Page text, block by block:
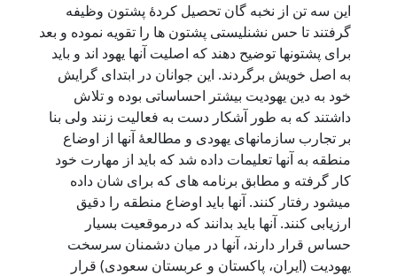
این سه تن از نخبه گان تحصیل کردۀ پشتون وظیفه
گرفتند تا حس نشنلیستی پشتون ها را تقویه نموده و بعد
برای پشتونها توضیح دهند که اصلیت آنها یهود اند و باید
به اصل خویش برگردند. این جوانان در ابتدای گرایش
خود به دین یهودیت بیشتر احساساتی بوده و تلاش
داشتند که به طور آشکار دست به فعالیت زنند ولی بنا
بر تجارب سازمانهای یهودی و مطالعۀ آنها از اوضاع
منطقه به آنها تعلیمات داده شد که باید از مهارت خود
کار گرفته و مطابق برنامه های که برای شان داده
میشود رفتار کنند. آنها باید اوضاع منطقه را دقیق
ارزیابی کنند. آنها باید بدانند که درموقعیت بسیار
حساس قرار دارند، آنها در میان دشمنان سرسخت
یهودیت (ایران، پاکستان و عربستان سعودی) قرار